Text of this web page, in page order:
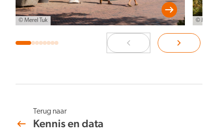
© Merel Tuk © Merel
Terug naar
Kennis en data